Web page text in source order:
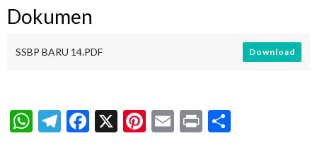
Dokumen
SSBP BARU 14.PDF Download
WhatsApp
Telegram
Facebook
X Pinterest
Email
Print